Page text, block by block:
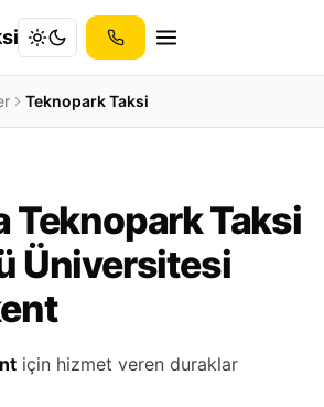
Teknopark Taksi
Teknopark Taksi
Üniversitesi
için hizmet veren duraklar